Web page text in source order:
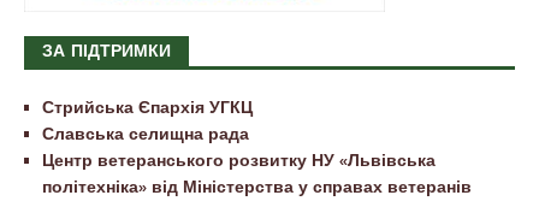
ЗА ПІДТРИМКИ
Стрийська Єпархія УГКЦ
Славська селищна рада
Центр ветеранського розвитку НУ «Львівська
політехніка» від Міністерства у справах ветеранів